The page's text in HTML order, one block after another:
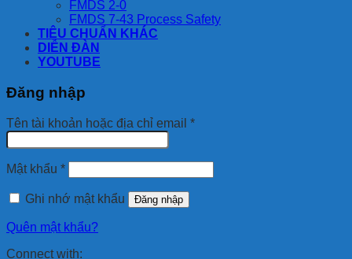
FMDS 2-0
FMDS 7-43 Process Safety
TIÊU CHUẨN KHÁC
DIỄN ĐÀN
YOUTUBE
Đăng nhập
Tên tài khoản hoặc địa chỉ email *Bắt
Mật khẩu *Bắt
buộc
Ghi nhớ mật khẩu
Đăng nhập
Quên mật khẩu?
Connect with: